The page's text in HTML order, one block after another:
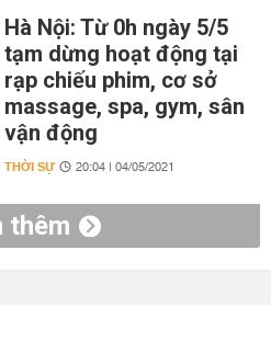
Hà Nội: Từ 0h ngày 5/5
tạm dừng hoạt động tại
rạp chiếu phim, cơ sở
massage, spa, gym, sân
vận động
THỜI SỰ 20:04 | 04/05/2021
thêm